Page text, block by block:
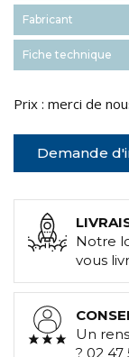
Fabricant
Fiche technique
Prix : merci de
Demande
Notre
vous
Un
? 02 47